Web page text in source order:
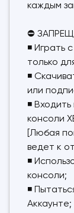
каждым
⛔
◾ Играть
только
◾
или
◾
консоли
[Любая
ведет к
◾
консоли;
◾
Аккаунте;